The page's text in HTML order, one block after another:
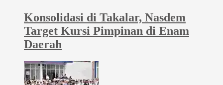
Konsolidasi di Takalar, Nasdem
Target Kursi Pimpinan di Enam
Daerah